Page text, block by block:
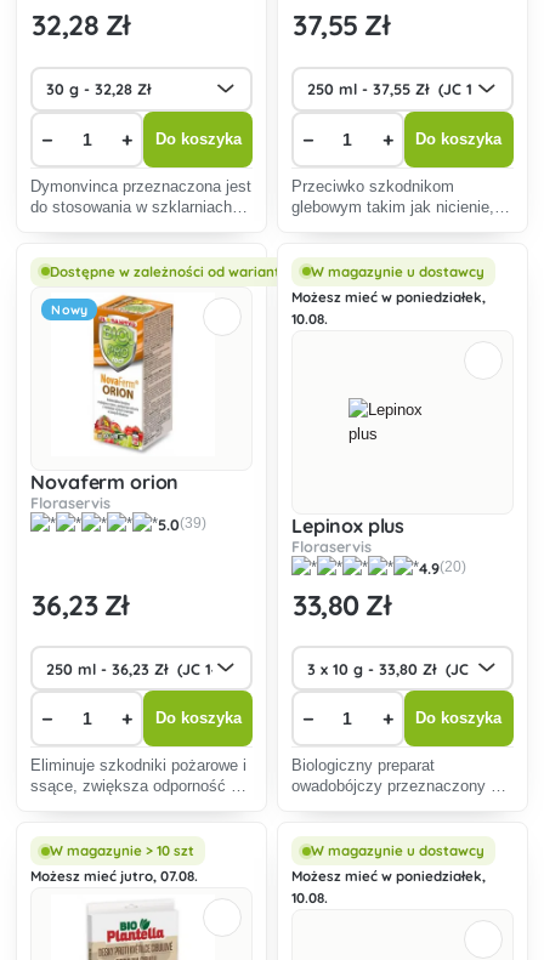
32,28 Zł
− + Do koszyka
Dymonvinca przeznaczona jest
do stosowania w szklarniach
zwłaszcza ćmy i mszyce.
Może być stosowana na
wszystkie rośliny.
37,55 Zł
− + Do koszyka
Przeciwko szkodnikom
glebowym takim jak nicienie,
zwiększa plony.
Dostępne w zależności od wariantu
Nowy
Novaferm orion
Floraservis
5.0(39)
36,23 Zł
− + Do koszyka
Eliminuje szkodniki pożarowe i
ssące, zwiększa odporność na
W magazynie u dostawcy
Możesz mieć w poniedziałek,
10.08.
Lepinox plus
Floraservis
4.9(20)
33,80 Zł
− + Do koszyka
Biologiczny preparat
owadobójczy przeznaczony do
atakujących drzewa owocowe i
ozdobne, winorośl, uprawy
polowe, warzywa, truskawki i
W magazynie > 10 szt
Możesz mieć jutro, 07.08.
W magazynie u dostawcy
Możesz mieć w poniedziałek,
10.08.